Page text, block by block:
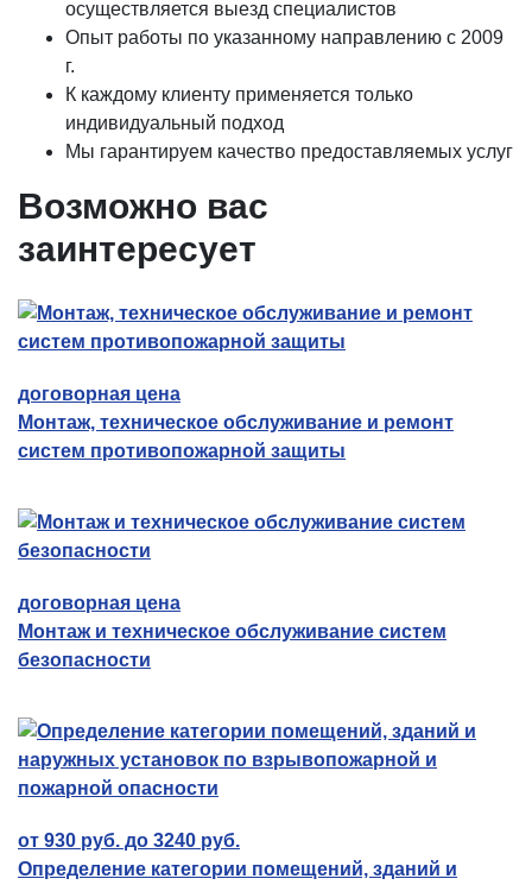
осуществляется выезд специалистов
Опыт работы по указанному направлению с 2009
г.
К каждому клиенту применяется только
индивидуальный подход
Мы гарантируем качество предоставляемых услуг
Возможно вас
заинтересует
договорная цена
Монтаж, техническое обслуживание и ремонт
систем противопожарной защиты
договорная цена
Монтаж и техническое обслуживание систем
безопасности
от 930 руб. до 3240 руб.
Определение категории помещений, зданий и